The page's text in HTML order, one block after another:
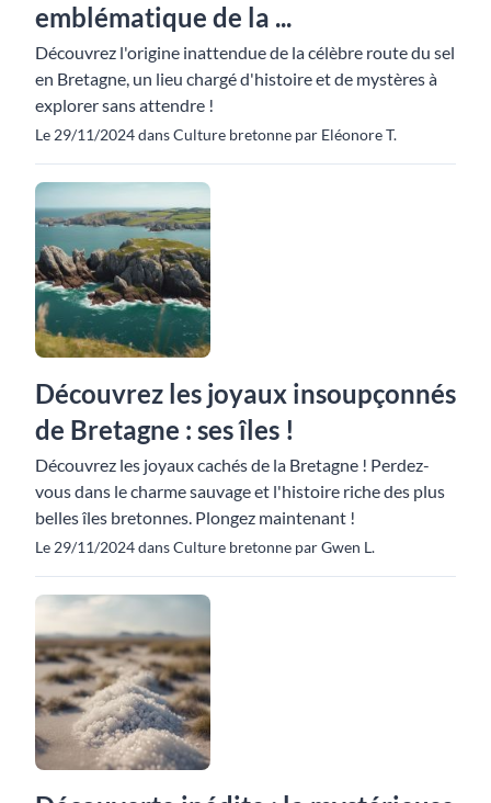
emblématique de la ...
Découvrez l'origine inattendue de la célèbre route du sel
en Bretagne, un lieu chargé d'histoire et de mystères à
explorer sans attendre !
Le 29/11/2024 dans Culture bretonne par Eléonore T.
Découvrez les joyaux insoupçonnés
de Bretagne : ses îles !
Découvrez les joyaux cachés de la Bretagne ! Perdez-
vous dans le charme sauvage et l'histoire riche des plus
belles îles bretonnes. Plongez maintenant !
Le 29/11/2024 dans Culture bretonne par Gwen L.